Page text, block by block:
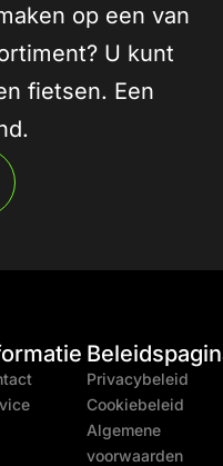
op een van
U kunt
fietsen. Een
Privacybeleid
Cookiebeleid
Algemene
voorwaarden